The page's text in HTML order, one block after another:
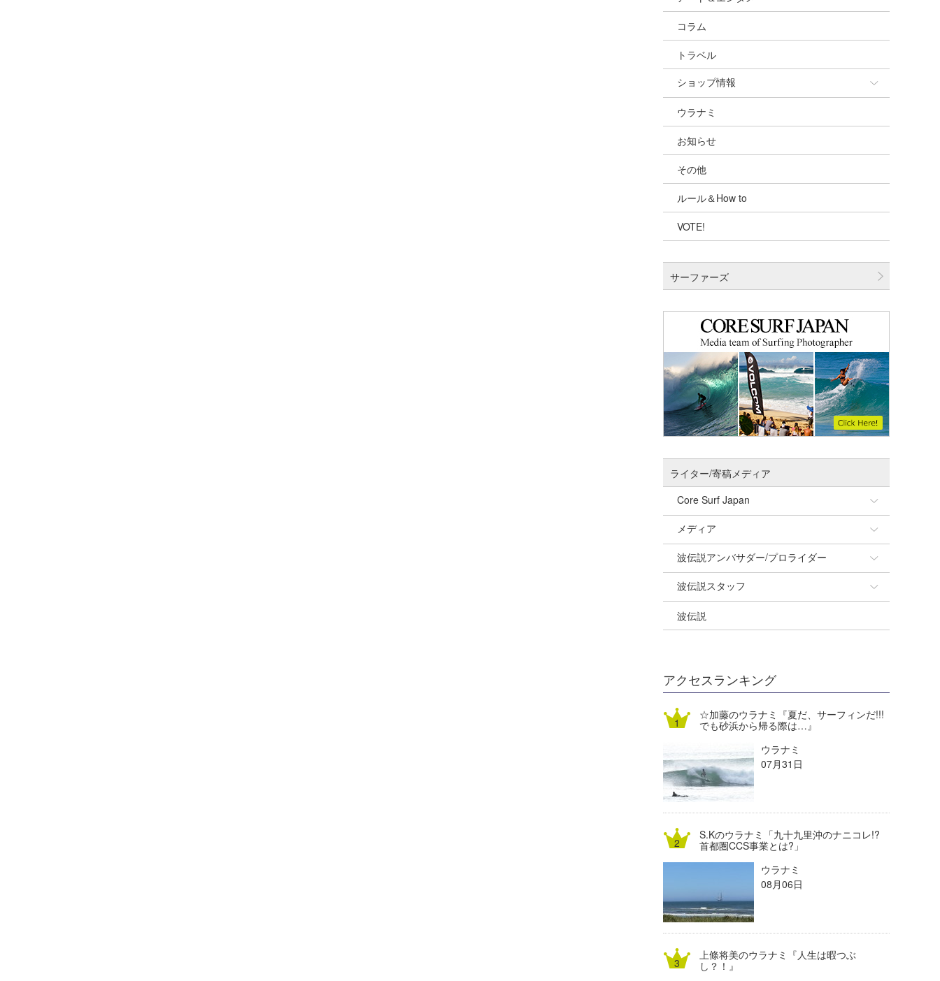
コラム
トラベル
ショップ情報
ショップ情報
湘南
千葉北
伊豆
千葉南
四国
沖縄
ウラナミ
お知らせ
その他
ルール＆How to
VOTE!
サーファーズ
ライター/寄稿メディア
Core Surf Japan
Naoya Kimoto
mitsuteru Kamio
Yasunari Inoue
Yoshiyuki Obata
DELTA FORCE SURF
熊谷素子
メディア
SURFMEDIA
Colors MAGAZINE
WAVAL
波伝説アンバサダー/プロライダー
福島寿実子
中浦“JET”章
進士剛光
植村未来
NOBUFUKU
大野”MAR”修聖
喜納海人
波伝説スタッフ
☆加藤
Aichan
ECE
G◎Da
H
KID
KOBU
MIN
mitz
OYZ
波伝説
アクセスランキング
☆加藤のウラナミ『夏だ、サーフィンだ!!!
でも砂浜から帰る際は…』
ウラナミ
07月31日
S.Kのウラナミ「九十九里沖のナニコレ!?
首都圏CCS事業とは?」
ウラナミ
08月06日
上條将美のウラナミ『人生は暇つぶ
し？！』